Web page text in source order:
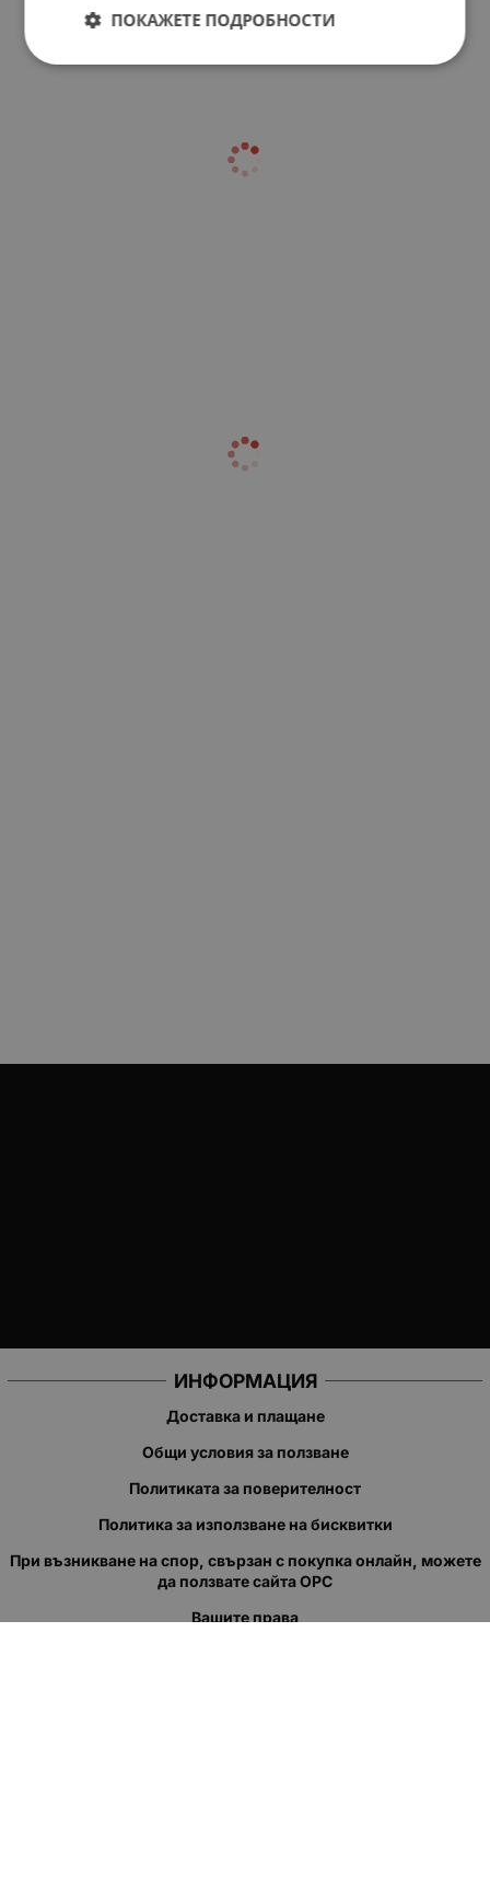
ИНФОРМАЦИЯ
Доставка и плащане
Общи условия за ползване
Политиката за поверителност
Политика за използване на бисквитки
При възникване на спор, свързан с покупка онлайн, можете
да ползвате сайта ОРС
Вашите права
ПОКАЖЕТЕ ПОДРОБНОСТИ